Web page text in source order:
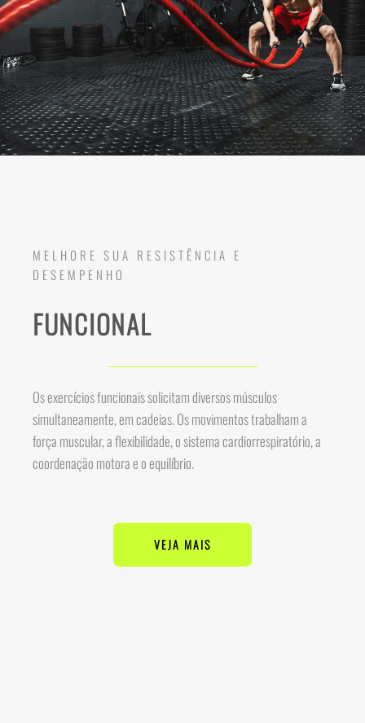
MELHORE SUA RESISTÊNCIA E
DESEMPENHO
FUNCIONAL
Os exercícios funcionais solicitam diversos músculos
simultaneamente, em cadeias. Os movimentos trabalham a
força muscular, a flexibilidade, o sistema cardiorrespiratório, a
coordenação motora e o equilíbrio.
VEJA MAIS